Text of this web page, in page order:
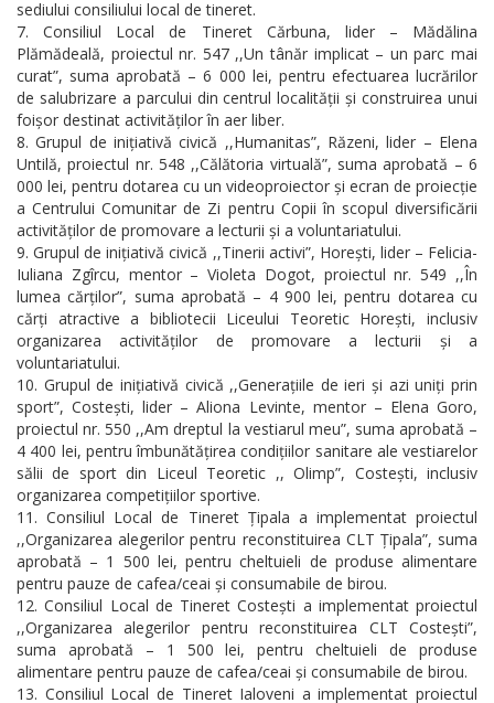
sediului consiliului local de tineret.
Consiliul Local de Tineret Cărbuna, lider – Mădălina
Plămădeală, proiectul nr. 547 ,,Un tânăr implicat – un parc mai
curat”, suma aprobată – 6 000 lei, pentru efectuarea lucrărilor
de salubrizare a parcului din centrul localității și construirea unui
foișor destinat activităților în aer liber.
Grupul de inițiativă civică ,,Humanitas”, Răzeni, lider – Elena
Untilă, proiectul nr. 548 ,,Călătoria virtuală”, suma aprobată – 6
000 lei, pentru dotarea cu un videoproiector și ecran de proiecție
a Centrului Comunitar de Zi pentru Copii în scopul diversificării
activităților de promovare a lecturii și a voluntariatului.
Grupul de inițiativă civică ,,Tinerii activi”, Horești, lider – Felicia-
Iuliana Zgîrcu, mentor – Violeta Dogot, proiectul nr. 549 ,,În
lumea cărților”, suma aprobată – 4 900 lei, pentru dotarea cu
cărți atractive a bibliotecii Liceului Teoretic Horești, inclusiv
organizarea activităților de promovare a lecturii și a
voluntariatului.
Grupul de inițiativă civică ,,Generațiile de ieri și azi uniți prin
sport”, Costești, lider – Aliona Levinte, mentor – Elena Goro,
proiectul nr. 550 ,,Am dreptul la vestiarul meu”, suma aprobată –
4 400 lei, pentru îmbunătățirea condițiilor sanitare ale vestiarelor
sălii de sport din Liceul Teoretic ,, Olimp”, Costești, inclusiv
organizarea competițiilor sportive.
Consiliul Local de Tineret Țipala a implementat proiectul
,,Organizarea alegerilor pentru reconstituirea CLT Țipala”, suma
aprobată – 1 500 lei, pentru cheltuieli de produse alimentare
pentru pauze de cafea/ceai și consumabile de birou.
Consiliul Local de Tineret Costești a implementat proiectul
,,Organizarea alegerilor pentru reconstituirea CLT Costești”,
suma aprobată – 1 500 lei, pentru cheltuieli de produse
alimentare pentru pauze de cafea/ceai și consumabile de birou.
Consiliul Local de Tineret Ialoveni a implementat proiectul